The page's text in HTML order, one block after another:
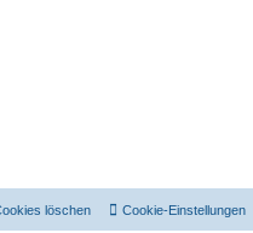
Cookie-Einstellungen
löschen